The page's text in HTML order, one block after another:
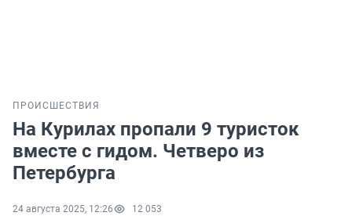
ПРОИСШЕСТВИЯ
На Курилах пропали 9 туристок
вместе с гидом. Четверо из
Петербурга
24 августа 2025, 12:26 12 053